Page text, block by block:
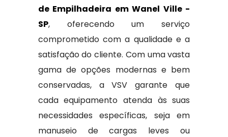
de Empilhadeira em Wanel Ville -
SP, oferecendo um serviço
comprometido com a qualidade e a
satisfação do cliente. Com uma vasta
gama de opções modernas e bem
conservadas, a VSV garante que
cada equipamento atenda às suas
necessidades específicas, seja em
manuseio de cargas leves ou